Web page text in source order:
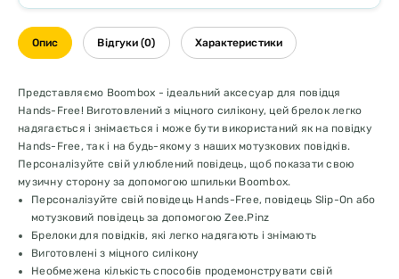
Опис Відгуки (0) Характеристики
Представляємо Boombox - ідеальний аксесуар для повідця
Hands-Free! Виготовлений з міцного силікону, цей брелок легко
надягається і знімається і може бути використаний як на повідку
Hands-Free, так і на будь-якому з наших мотузкових повідків.
Персоналізуйте свій улюблений повідець, щоб показати свою
музичну сторону за допомогою шпильки Boombox.
Персоналізуйте свій повідець Hands-Free, повідець Slip-On або
мотузковий повідець за допомогою Zee.Pinz
Брелоки для повідків, які легко надягають і знімають
Виготовлені з міцного силікону
Необмежена кількість способів продемонструвати свій